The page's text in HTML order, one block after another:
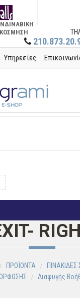
Υπηρεσίες
ΠΡΟΪΟΝΤΑ
Διαφυγής